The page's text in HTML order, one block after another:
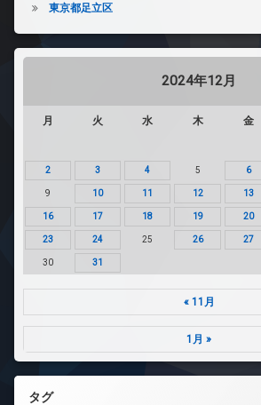
東京都足立区
2024年12月
月 火 水 木 金
2 3 4 5 6
9 10 11 12 13
16 17 18 19 20
23 24 25 26 27
30 31
« 11月
1月 »
タグ